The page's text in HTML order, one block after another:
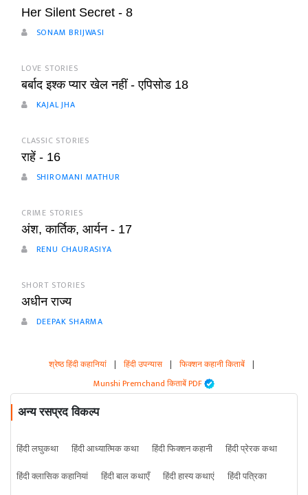
Her Silent Secret - 8
SONAM BRIJWASI
LOVE STORIES
बर्बाद इश्क प्यार खेल नहीं - एपिसोड 18
KAJAL JHA
CLASSIC STORIES
राहें - 16
SHIROMANI MATHUR
CRIME STORIES
अंश, कार्तिक, आर्यन - 17
RENU CHAURASIYA
SHORT STORIES
अधीन राज्य
DEEPAK SHARMA
श्रेष्ठ हिंदी कहानियां | हिंदी उपन्यास | फिक्शन कहानी किताबें |
Munshi Premchand किताबें PDF
अन्य रसप्रद विकल्प
हिंदी लघुकथा हिंदी आध्यात्मिक कथा हिंदी फिक्शन कहानी
हिंदी प्रेरक कथा
हिंदी क्लासिक कहानियां
हिंदी बाल कथाएँ हिंदी हास्य कथाएं
हिंदी पत्रिका